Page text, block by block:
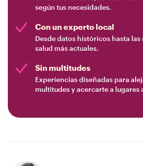
según tus necesidades.
Con un experto local
Desde datos históricos hasta las
salud más actuales.
Sin multitudes
Experiencias diseñadas para
multitudes y acercarte a lugares